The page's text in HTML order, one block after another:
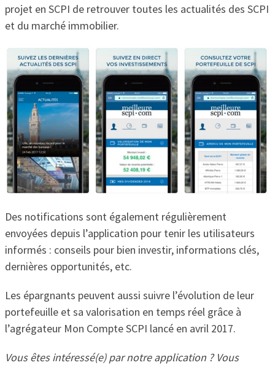
projet en SCPI de retrouver toutes les actualités des SCPI
et du marché immobilier.
Des notifications sont également régulièrement
envoyées depuis l’application pour tenir les utilisateurs
informés : conseils pour bien investir, informations clés,
dernières opportunités, etc.
Les épargnants peuvent aussi suivre l’évolution de leur
portefeuille et sa valorisation en temps réel grâce à
l’agrégateur Mon Compte SCPI lancé en avril 2017.
Vous êtes intéressé(e) par notre application ? Vous